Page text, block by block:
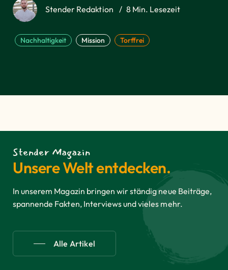
Stender Redaktion / 8 Min. Lesezeit
Nachhaltigkeit Mission Torffrei
Stender Magazin
Unsere Welt entdecken.
In unserem Magazin bringen wir ständig neue Beiträge,
spannende Fakten, Interviews und vieles mehr.
Alle Artikel